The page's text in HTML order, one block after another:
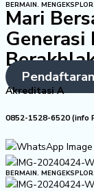
BERMAIN.
Mari
Generasi
Pendaftaran
Akreditasi A
0852-1528-6520 (info
BERMAIN.